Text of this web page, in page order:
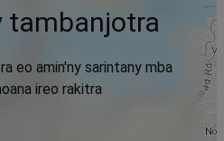
tambanjotra
eo amin'ny sarintany mba
ireo rakitra